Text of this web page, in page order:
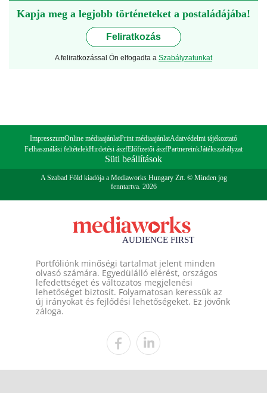
Kapja meg a legjobb történeteket a postaládájába!
Feliratkozás
A feliratkozással Ön elfogadta a Szabályzatunkat
ImpresszumOnline médiaajánlatPrint médiaajánlatAdatvédelmi tájékoztató
Felhasználási feltételekHirdetési ászfElőfizetői ászfPartnereinkJátékszabályzat
Süti beállítások
A Szabad Föld kiadója a Mediaworks Hungary Zrt. © Minden jog
fenntartva. 2026
Portfóliónk minőségi tartalmat jelent minden
olvasó számára. Egyedülálló elérést, országos
lefedettséget és változatos megjelenési
lehetőséget biztosít. Folyamatosan keressük az
új irányokat és fejlődési lehetőségeket. Ez jövőnk
záloga.